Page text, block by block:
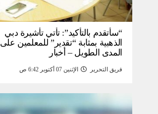
“سأتقدم بالتأكيد”: تأتي تأشيرة دبي
الذهبية بمثابة “تقدير” للمعلمين على
المدى الطويل – أخبار
فريق التحرير الإثنين 07 أكتوبر 6:42 ص